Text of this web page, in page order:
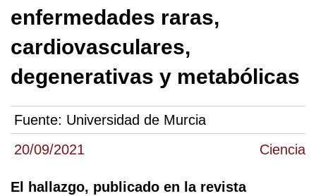
20/09/2021 Ciencia
enfermedades raras,
cardiovasculares,
degenerativas y metabólicas
Fuente: Universidad de Murcia
El hallazgo, publicado en la revista